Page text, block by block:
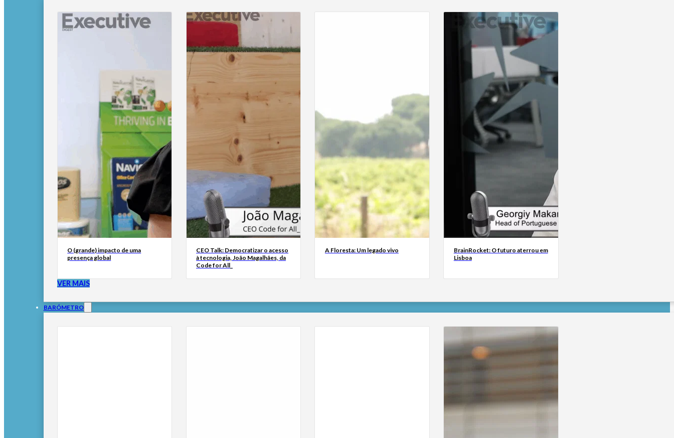
O (grande) impacto de uma
presença global
CEO Talk: Democratizar o acesso
à tecnologia, João Magalhães, da
Code for All_
A Floresta: Um legado vivo
BrainRocket: O futuro aterrou em
Lisboa
VER MAIS
BARÓMETRO